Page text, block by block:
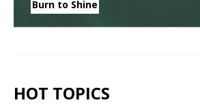
Burn to Shine
HOT TOPICS